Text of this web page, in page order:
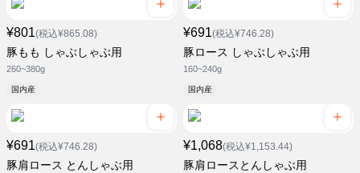
¥801(税込¥865.08)
豚もも しゃぶしゃぶ用
260~380g
国内産
¥691(税込¥746.28)
豚ロース しゃぶしゃぶ用
160~240g
国内産
¥691(税込¥746.28)
豚肩ロース とんしゃぶ用
¥1,068(税込¥1,153.44)
豚肩ロースとんしゃぶ用